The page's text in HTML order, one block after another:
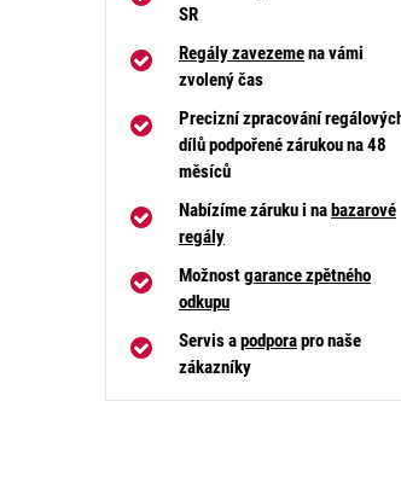
SR
Regály zavezemena vámi
zvolený čas
Precizní zpracování
dílů podpořené zárukou na 48
měsíců
Nabízíme záruku i nabazarové
regály
Možnostgarance zpětného
odkupu
Servis apodporapro naše
zákazníky